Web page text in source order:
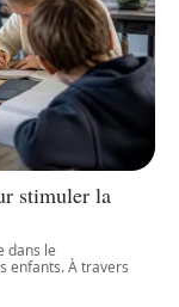
stimuler la
dans le
enfants. À travers